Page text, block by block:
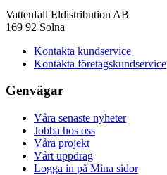
Vattenfall Eldistribution AB
169 92 Solna
Kontakta kundservice
Kontakta företagskundservice
Genvägar
Våra senaste nyheter
Jobba hos oss
Våra projekt
Vårt uppdrag
Logga in på Mina sidor